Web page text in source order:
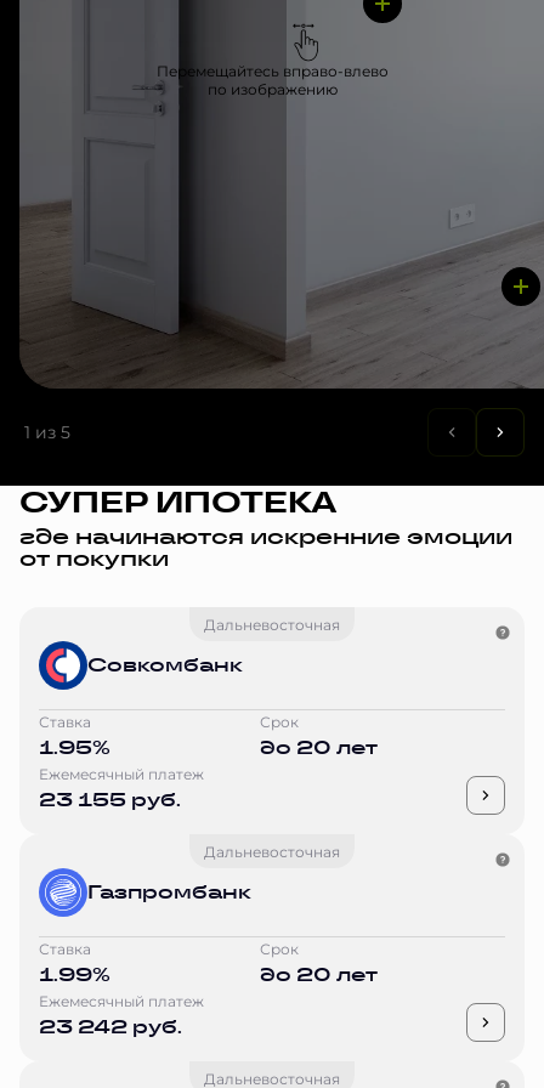
Перемещайтесь вправо-влево
по изображению
1 из 5
СУПЕР ИПОТЕКА
где начинаются искренние эмоции
от покупки
Дальневосточная
Совкомбанк
Ставка
1.95%
Срок
до 20 лет
Ежемесячный платеж
23 155 руб.
Дальневосточная
Газпромбанк
Ставка
1.99%
Срок
до 20 лет
Ежемесячный платеж
23 242 руб.
Дальневосточная